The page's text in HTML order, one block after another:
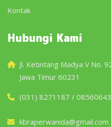
Kontak
Hubungi Kami
Jl. Ketintang Madya V No.
Jawa Timur 60231
(031) 8271187 /
kbraperwanida@gmail.com